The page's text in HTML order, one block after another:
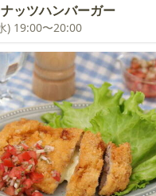
ッツハンバーガー
) 19:00〜20:00